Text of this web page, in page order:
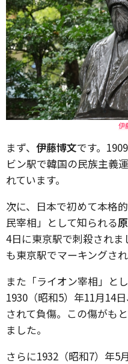
伊
まず、 伊藤博文です。
ビン駅で韓国の民族主義
れています。
次に、日本で初めて本格
民宰相」として知られる
4日に東京駅で刺殺され
も東京駅でマーキングされ
また「ライオン宰相」と
1930（昭和5）年11月14
されて負傷。この傷がも
ました。
さらに1932（昭和7）年5